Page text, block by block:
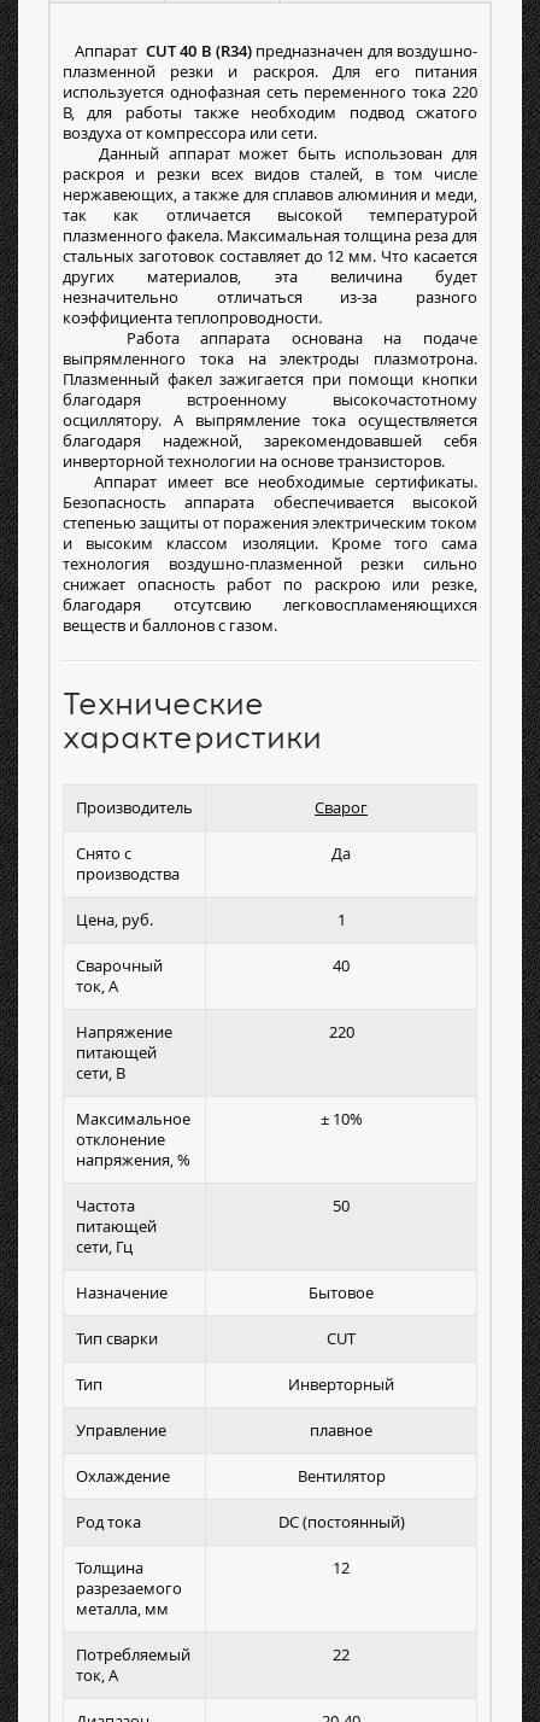
Аппарат CUT 40 B (R34) предназначен для воздушно-
плазменной резки и раскроя. Для его питания
используется однофазная сеть переменного тока 220
В, для работы также необходим подвод сжатого
воздуха от компрессора или сети.
Данный аппарат может быть использован для
раскроя и резки всех видов сталей, в том числе
нержавеющих, а также для сплавов алюминия и меди,
так как отличается высокой температурой
плазменного факела. Максимальная толщина реза для
стальных заготовок составляет до 12 мм. Что касается
других материалов, эта величина будет
незначительно отличаться из-за разного
коэффициента теплопроводности.
Работа аппарата основана на подаче
выпрямленного тока на электроды плазмотрона.
Плазменный факел зажигается при помощи кнопки
благодаря встроенному высокочастотному
осциллятору. А выпрямление тока осуществляется
благодаря надежной, зарекомендовавшей себя
инверторной технологии на основе транзисторов.
Аппарат имеет все необходимые сертификаты.
Безопасность аппарата обеспечивается высокой
степенью защиты от поражения электрическим током
и высоким классом изоляции. Кроме того сама
технология воздушно-плазменной резки сильно
снижает опасность работ по раскрою или резке,
благодаря отсутсвию легковоспламеняющихся
веществ и баллонов с газом.
Технические
характеристики
Производитель Сварог
Снято с
производства
Да
Цена, руб. 1
Сварочный
ток, А
40
Напряжение
питающей
сети, В
220
Максимальное
отклонение
напряжения, %
± 10%
Частота
питающей
сети, Гц
50
Назначение Бытовое
Тип сварки CUT
Тип Инверторный
Управление плавное
Охлаждение Вентилятор
Род тока DC (постоянный)
Толщина
разрезаемого
металла, мм
12
Потребляемый
ток, А
22